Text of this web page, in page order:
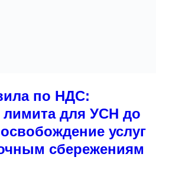
по НДС:
лимита для УСН до
услуг
сбережениям